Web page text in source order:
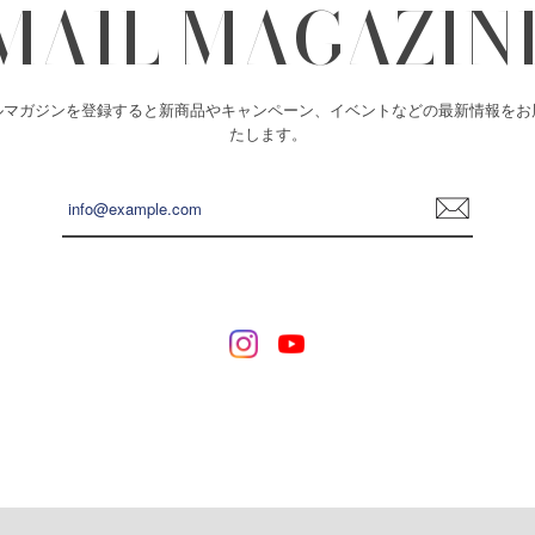
ガジンを登録すると新商品やキャンペーン、イベントなどの最新情報を
たします。
登
録